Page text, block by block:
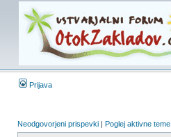
Prijava
Neodgovorjeni prispevki | Poglej aktivne teme